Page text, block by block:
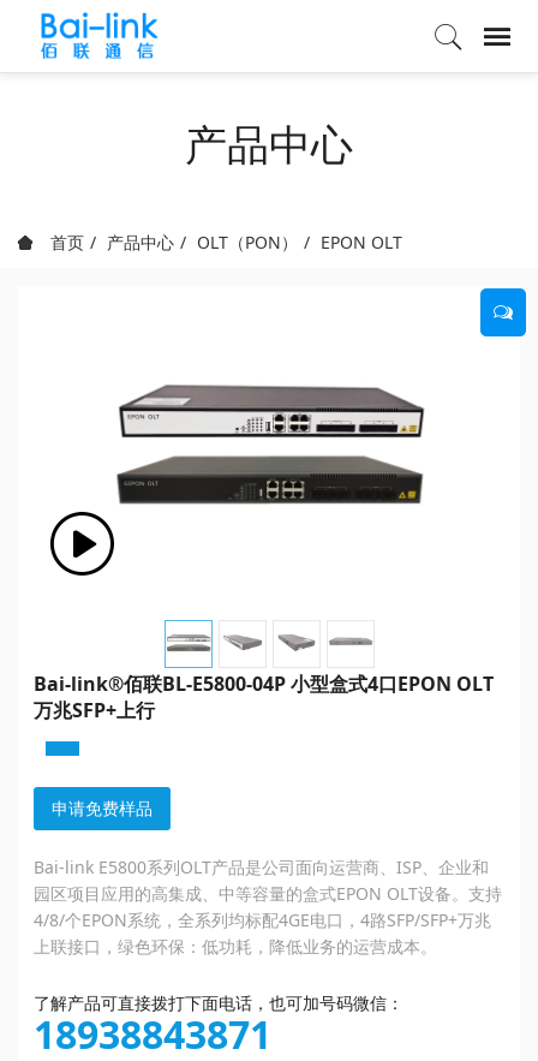
产品中心
首页 产品中心 OLT（PON） EPON OLT
Bai-link®佰联BL-E5800-04P 小型盒式4口EPON OLT
万兆SFP+上行
申请免费样品
Bai-link E5800系列OLT产品是公司面向运营商、ISP、企业和
园区项目应用的高集成、中等容量的盒式EPON OLT设备。支持
4/8/个EPON系统，全系列均标配4GE电口，4路SFP/SFP+万兆
上联接口，绿色环保：低功耗，降低业务的运营成本。
了解产品可直接拨打下面电话，也可加号码微信：
18938843871